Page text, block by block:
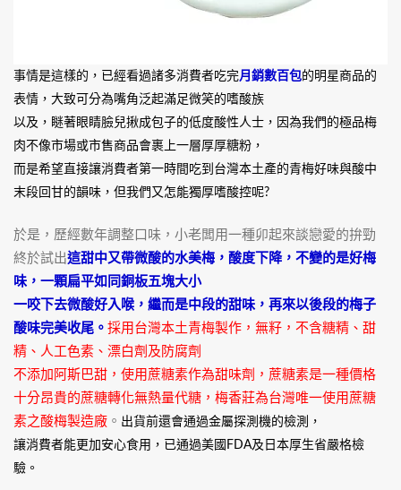
事情是這樣的，已經看過諸多消費者吃完月銷數百包的明星商品的
表情，大致可分為嘴角泛起滿足微笑的嗜酸族
以及，瞇著眼睛臉兒揪成包子的低度酸性人士，因為我們的極品梅
肉不像市場或市售商品會裹上一層厚厚糖粉，
而是希望直接讓消費者第一時間吃到台灣本土產的青梅好味與酸中
末段回甘的韻味，但我們又怎能獨厚嗜酸控呢?
於是，歷經數年調整口味，小老闆用一種卯起來談戀愛的拚勁
終於試出這甜中又帶微酸的水美梅，酸度下降，不變的是好梅
味，一顆扁平如同銅板五塊大小
一咬下去微酸好入喉，繼而是中段的甜味，再來以後段的梅子
酸味完美收尾。 採用台灣本土青梅製作，無籽，不含糖精、甜
精、人工色素、漂白劑及防腐劑
不添加阿斯巴甜，使用蔗糖素作為甜味劑，蔗糖素是一種價格
十分昂貴的蔗糖轉化無熱量代糖，梅香莊為台灣唯一使用蔗糖
素之酸梅製造廠 。 出貨前還會通過金屬探測機的檢測，
讓消費者能更加安心食用，已通過美國FDA及日本厚生省嚴格檢
驗。